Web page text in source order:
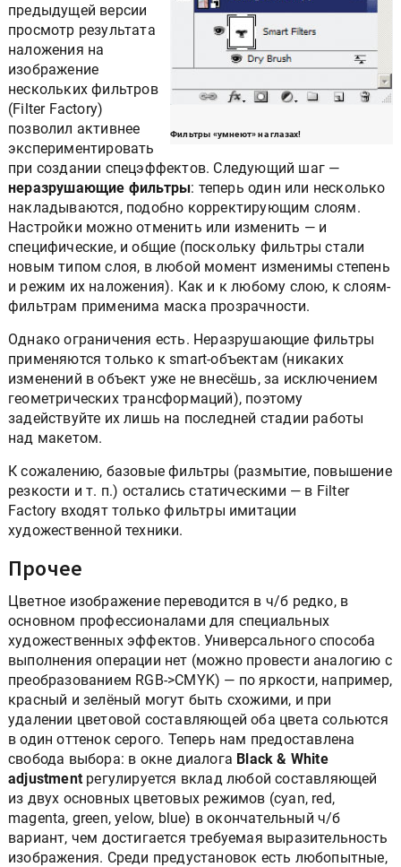
Фильтры «умнеют» на глазах!
предыдущей версии
просмотр результата
наложения на
изображение
нескольких фильтров
(Filter Factory)
позволил активнее
экспериментировать
при создании спецэффектов. Следующий шаг —
неразрушающие фильтры: теперь один или несколько
накладываются, подобно корректирующим слоям.
Настройки можно отменить или изменить — и
специфические, и общие (поскольку фильтры стали
новым типом слоя, в любой момент изменимы степень
и режим их наложения). Как и к любому слою, к слоям-
фильтрам применима маска прозрачности.
Однако ограничения есть. Неразрушающие фильтры
применяются только к smart-объектам (никаких
изменений в объект уже не внесёшь, за исключением
геометрических трансформаций), поэтому
задействуйте их лишь на последней стадии работы
над макетом.
К сожалению, базовые фильтры (размытие, повышение
резкости и т. п.) остались статическими — в Filter
Factory входят только фильтры имитации
художественной техники.
Прочее
Цветное изображение переводится в ч/б редко, в
основном профессионалами для специальных
художественных эффектов. Универсального способа
выполнения операции нет (можно провести аналогию с
преобразованием RGB->CMYK) — по яркости, например,
красный и зелёный могут быть схожими, и при
удалении цветовой составляющей оба цвета сольются
в один оттенок серого. Теперь нам предоставлена
свобода выбора: в окне диалога Black & White
adjustment регулируется вклад любой составляющей
из двух основных цветовых режимов (cyan, red,
magenta, green, yelow, blue) в окончательный ч/б
вариант, чем достигается требуемая выразительность
изображения. Среди предустановок есть любопытные,